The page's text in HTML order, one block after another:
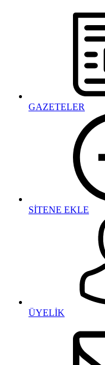
GAZETELER
SİTENE EKLE
ÜYELİK